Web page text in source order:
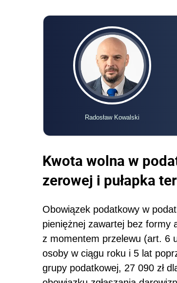
Radosław Kowalski
Kwota wolna w
zerowej i pułapka
Obowiązek podatkowy w
pieniężnej zawartej bez formy
z momentem przelewu (art. 6
osoby w ciągu roku i 5 lat
grupy podatkowej, 27 090 zł